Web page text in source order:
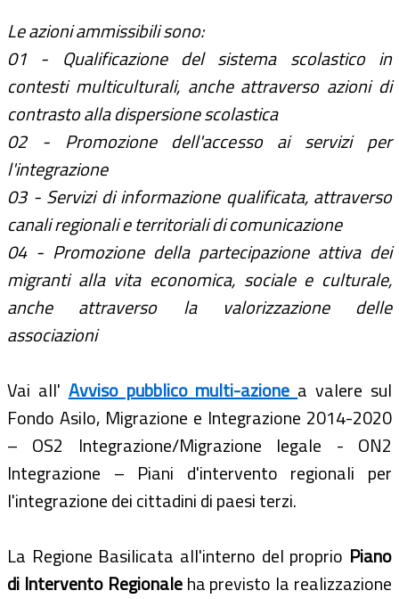
Le azioni ammissibili sono:
01 - Qualificazione del sistema scolastico in
contesti multiculturali, anche attraverso azioni di
contrasto alla dispersione scolastica
02 - Promozione dell'accesso ai servizi per
l'integrazione
03 - Servizi di informazione qualificata, attraverso
canali regionali e territoriali di comunicazione
04 - Promozione della partecipazione attiva dei
migranti alla vita economica, sociale e culturale,
anche attraverso la valorizzazione delle
associazioni
Vai all' Avviso pubblico multi-azione a valere sul
Fondo Asilo, Migrazione e Integrazione 2014-2020
– OS2 Integrazione/Migrazione legale - ON2
Integrazione – Piani d'intervento regionali per
l'integrazione dei cittadini di paesi terzi.
La Regione Basilicata all'interno del proprio Piano
di Intervento Regionaleha previsto la realizzazione